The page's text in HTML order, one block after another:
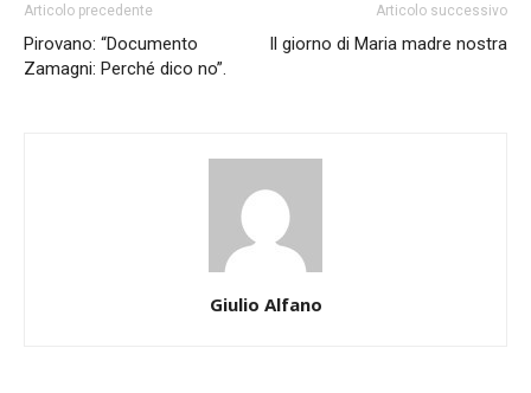
Articolo precedente
Pirovano: “Documento
Zamagni: Perché dico no”.
Articolo successivo
Il giorno di Maria madre nostra
Giulio Alfano